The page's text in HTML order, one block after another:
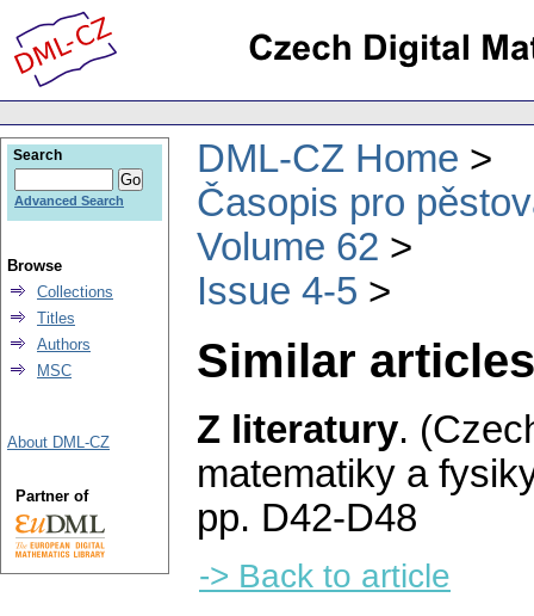
DML-CZ Home
Časopis pro
Volume 62
Issue 4-5
Similar
Z literatury.
matematiky a
pp. D42-D48
-> Back to article
Search
Advanced Search
Browse
Collections
Titles
Authors
MSC
About DML-CZ
Partner of